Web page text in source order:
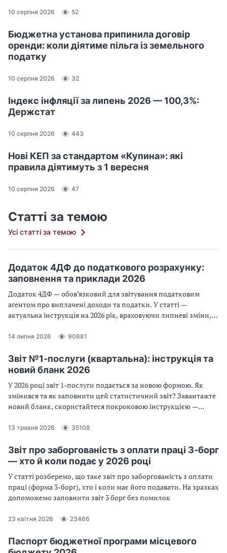
10 серпня 2026 52
Бюджетна установа припинила договір
оренди: коли діятиме пільга із земельного
податку
10 серпня 2026 32
Індекс інфляції за липень 2026 — 100,3%:
Держстат
10 серпня 2026 443
Нові КЕП за стандартом «Купина»: які
правила діятимуть з 1 вересня
10 серпня 2026 47
Статті за темою
Усі статті за темою
Додаток 4ДФ до податкового розрахунку:
заповнення та приклади 2026
Додаток 4ДФ — обов’язковий для звітування податковим
агентом про виплачені доходи та податки. У статті —
актуальна інструкція на 2026 рік, враховуючи липневі зміни,
14 липня 2026 90881
Звіт №1-послуги (квартальна): інструкція та
новий бланк 2026
У 2026 році звіт 1-послуги подається за новою формою. Як
змінився та як заповнити цей статистичний звіт? Завантажте
новий бланк, скористайтеся покроковою інструкцією —
13 травня 2026 35108
Звіт про заборгованість з оплати праці 3‑борг
— хто й коли подає у 2026 році
У статті розберемо, що таке звіт про заборгованість з оплати
праці (форма 3-борг), хто і коли має його подавати. На зразках
допоможемо заповнити звіт 3 борг без помилок
23 квітня 2026 23466
Паспорт бюджетної програми місцевого